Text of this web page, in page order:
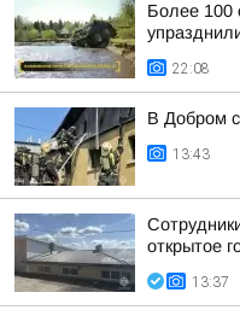
Более 100
22:08
В Добром
13:43
открытое
13:37